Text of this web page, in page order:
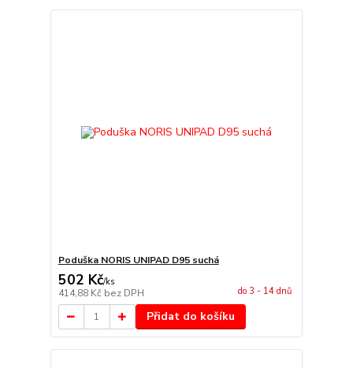
Poduška NORIS UNIPAD D95 suchá
502 Kč/ks
414,88 Kč bez DPH do 3 - 14 dnů
Přidat do košíku